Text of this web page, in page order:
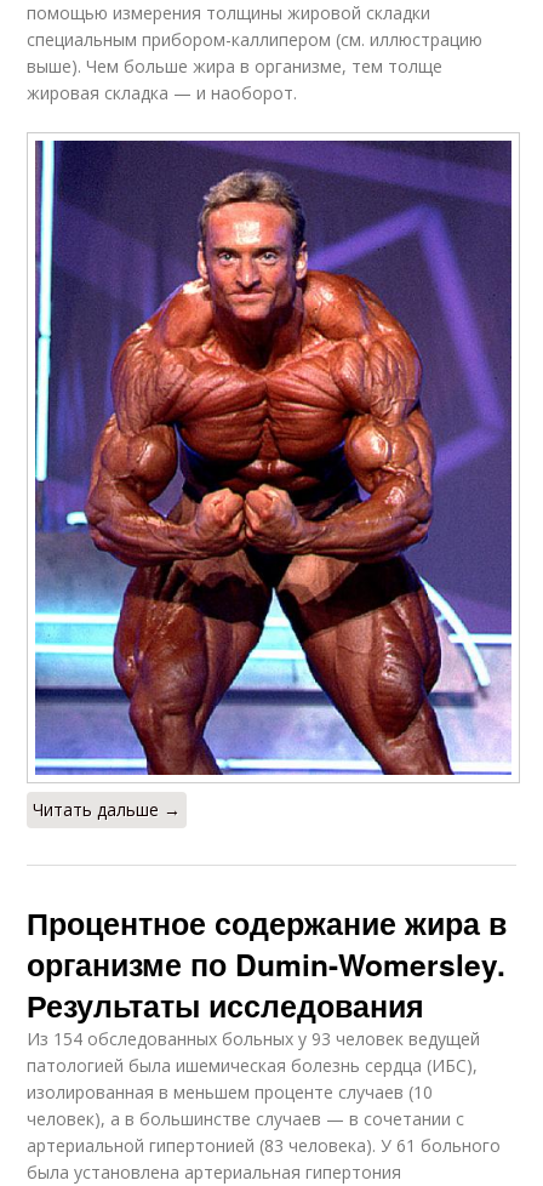
помощью измерения толщины жировой складки
специальным прибором-каллипером (см. иллюстрацию
выше). Чем больше жира в организме, тем толще
жировая складка — и наоборот.
Читать дальше →
Процентное содержание жира в
организме по Dumin-Womersley.
Результаты исследования
Из 154 обследованных больных у 93 человек ведущей
патологией была ишемическая болезнь сердца (ИБС),
изолированная в меньшем проценте случаев (10
человек), а в большинстве случаев — в сочетании с
артериальной гипертонией (83 человека). У 61 больного
была установлена артериальная гипертония